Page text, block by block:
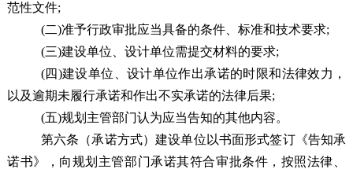
范性文件;
(二)准予行政审批应当具备的条件、标准和技术要求;
(三)建设单位、设计单位需提交材料的要求;
(四)建设单位、设计单位作出承诺的时限和法律效力，
以及逾期未履行承诺和作出不实承诺的法律后果;
(五)规划主管部门认为应当告知的其他内容。
第六条（承诺方式）建设单位以书面形式签订《告知承
诺书》，向规划主管部门承诺其符合审批条件，按照法律、